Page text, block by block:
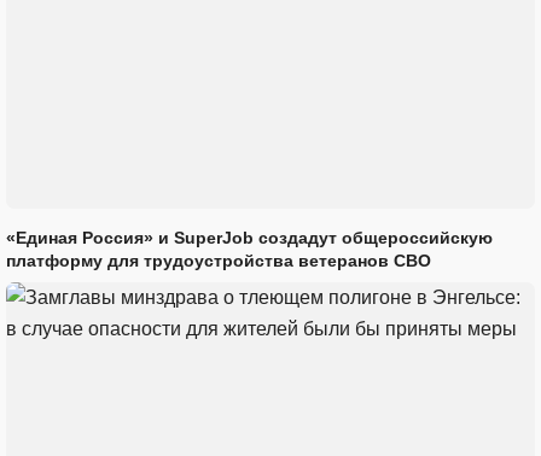
«Единая Россия» и SuperJob создадут общероссийскую
платформу для трудоустройства ветеранов СВО